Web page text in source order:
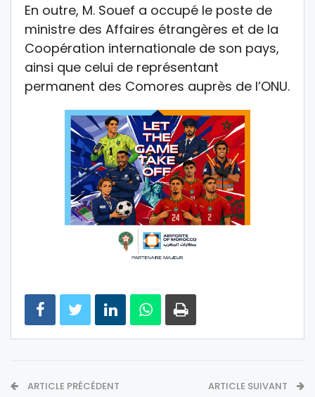
En outre, M. Souef a occupé le poste de
ministre des Affaires étrangères et de la
Coopération internationale de son pays,
ainsi que celui de représentant
permanent des Comores auprès de l’ONU.
ARTICLE PRÉCÉDENT ARTICLE SUIVANT